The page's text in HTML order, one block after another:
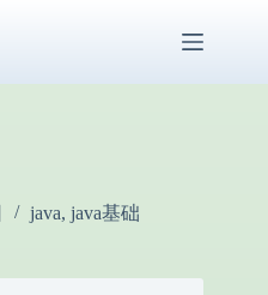
java, java基础